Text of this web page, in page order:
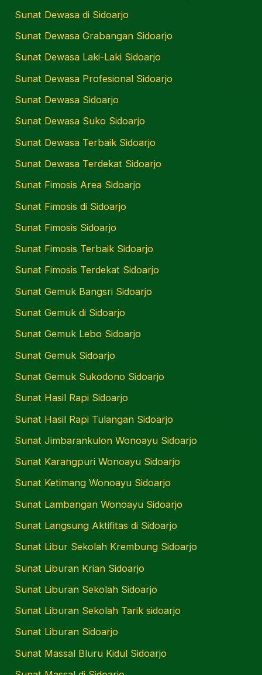
Sunat Dewasa di Sidoarjo
Sunat Dewasa Grabangan Sidoarjo
Sunat Dewasa Laki-Laki Sidoarjo
Sunat Dewasa Profesional Sidoarjo
Sunat Dewasa Sidoarjo
Sunat Dewasa Suko Sidoarjo
Sunat Dewasa Terbaik Sidoarjo
Sunat Dewasa Terdekat Sidoarjo
Sunat Fimosis Area Sidoarjo
Sunat Fimosis di Sidoarjo
Sunat Fimosis Sidoarjo
Sunat Fimosis Terbaik Sidoarjo
Sunat Fimosis Terdekat Sidoarjo
Sunat Gemuk Bangsri Sidoarjo
Sunat Gemuk di Sidoarjo
Sunat Gemuk Lebo Sidoarjo
Sunat Gemuk Sidoarjo
Sunat Gemuk Sukodono Sidoarjo
Sunat Hasil Rapi Sidoarjo
Sunat Hasil Rapi Tulangan Sidoarjo
Sunat Jimbarankulon Wonoayu Sidoarjo
Sunat Karangpuri Wonoayu Sidoarjo
Sunat Ketimang Wonoayu Sidoarjo
Sunat Lambangan Wonoayu Sidoarjo
Sunat Langsung Aktifitas di Sidoarjo
Sunat Libur Sekolah Krembung Sidoarjo
Sunat Liburan Krian Sidoarjo
Sunat Liburan Sekolah Sidoarjo
Sunat Liburan Sekolah Tarik sidoarjo
Sunat Liburan Sidoarjo
Sunat Massal Bluru Kidul Sidoarjo